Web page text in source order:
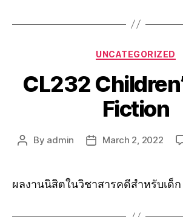
UNCATEGORIZED
CL232
Fiction
By admin March 2, 2022
ผลงานนิสิตในวิชาสารคดีสำหรับเด็ก